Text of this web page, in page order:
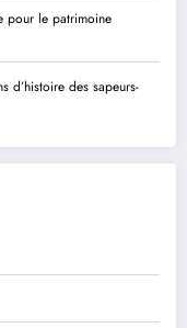
pour le patrimoine
d’histoire des sapeurs-